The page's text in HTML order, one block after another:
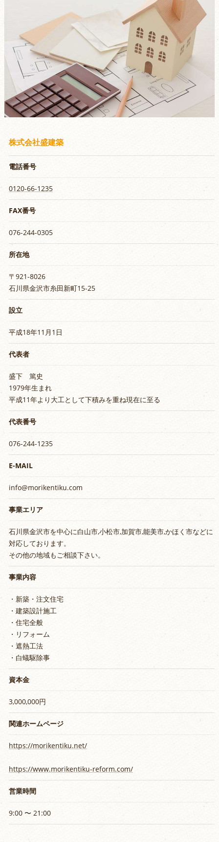
株式会社盛建築
電話番号
0120-66-1235
FAX番号
076-244-0305
所在地
〒921-8026
石川県金沢市糸田新町15-25
設立
平成18年11月1日
代表者
盛下 篤史
1979年生まれ
平成11年より大工として下積みを重ね現在に至る
代表番号
076-244-1235
E-MAIL
info@morikentiku.com
事業エリア
石川県金沢市を中心に白山市,小松市,加賀市,能美市,かほく市などに
対応しております。
その他の地域もご相談下さい。
事業内容
・新築・注文住宅
・建築設計施工
・住宅全般
・リフォーム
・遮熱工法
・白蟻駆除事
資本金
3,000,000円
関連ホームページ
https://morikentiku.net/
https://www.morikentiku-reform.com/
営業時間
9:00 〜 21:00